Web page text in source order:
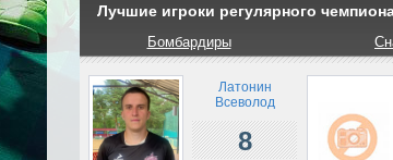
Лучшие игроки регулярного
Бомбардиры
Латонин
Всеволод
8